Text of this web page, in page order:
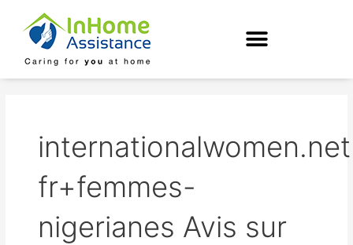
content
internationalwomen.net
fr+femmes-
nigerianes Avis sur